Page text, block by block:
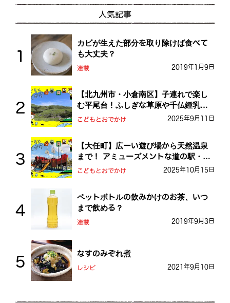
人気記事
カビが生えた部分を取り除けば食べて
も大丈夫？
連載 2019年1月9日
【北九州市・小倉南区】子連れで楽し
む平尾台！ふしぎな草原や千仏鍾乳洞
を探検しよう！
こどもとおでかけ 2025年9月11日
【大任町】広ーい遊び場から天然温泉
まで！ アミューズメントな道の駅・お
おとう桜街道
こどもとおでかけ 2025年10月15日
ペットボトルの飲みかけのお茶、いつ
まで飲める？
連載 2019年9月3日
なすのみぞれ煮
レシピ 2021年9月10日